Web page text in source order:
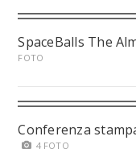
SpaceBalls The
FOTO
Conferenza
4 FOTO